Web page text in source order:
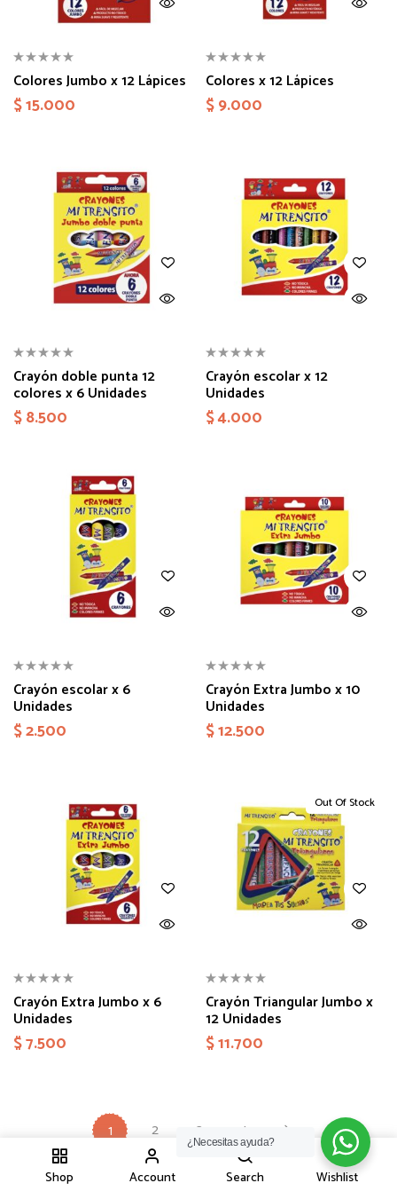
Shop Account Search
1
Wishlist
Colores Jumbo x 12 Lápices
$15.000
Colores x 12 Lápices
$9.000
Crayón doble punta 12
colores x 6 Unidades
$8.500
Crayón escolar x 12
Unidades
$4.000
Crayón escolar x 6
Unidades
$2.500
Crayón Extra Jumbo x 10
Unidades
$12.500
Crayón Extra Jumbo x 6
Unidades
$7.500
Out Of Stock
Crayón Triangular Jumbo x
12 Unidades
$11.700
1 2 3 4
¿Necesitas ayuda?